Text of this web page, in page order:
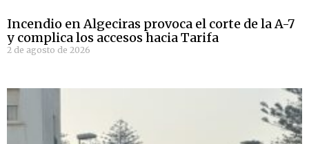
Incendio en Algeciras provoca el corte de la A-7
y complica los accesos hacia Tarifa
2 de agosto de 2026